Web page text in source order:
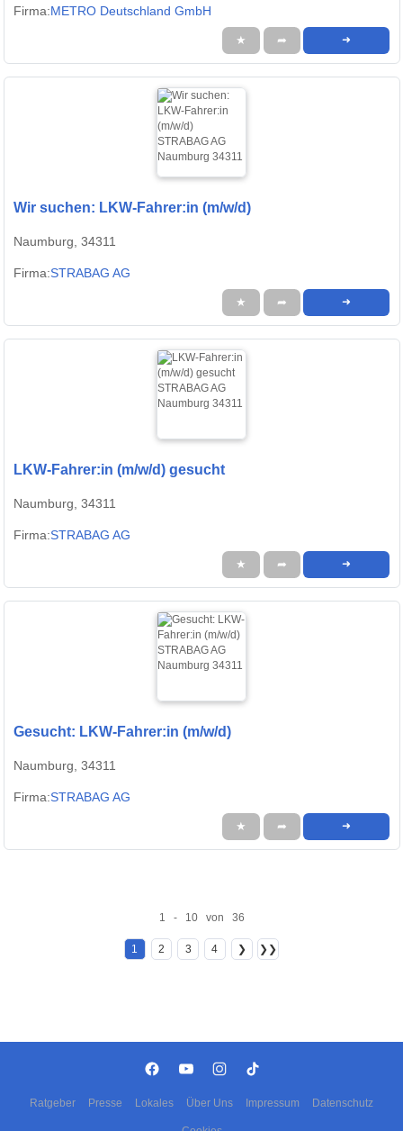
Firma:METRO Deutschland GmbH
★ ➦ ➜
Wir suchen: LKW-Fahrer:in (m/w/d)
Naumburg, 34311
Firma:STRABAG AG
★ ➦ ➜
LKW-Fahrer:in (m/w/d) gesucht
Naumburg, 34311
Firma:STRABAG AG
★ ➦ ➜
Gesucht: LKW-Fahrer:in (m/w/d)
Naumburg, 34311
Firma:STRABAG AG
★ ➦ ➜
1 - 10 von 36
1 2 3 4 ❯ ❯❯
Ratgeber Presse Lokales Über Uns Impressum Datenschutz